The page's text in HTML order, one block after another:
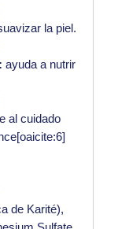
la piel.
ayuda a nutrir
al cuidado
de Karité),